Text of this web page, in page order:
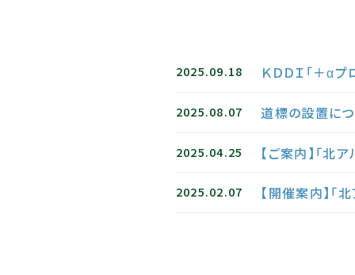
2025.09.18 ＫＤＤＩ「＋α
2025.08.07 道標の設置に
2025.04.25 【ご案内】「北
2025.02.07 【開催案内】